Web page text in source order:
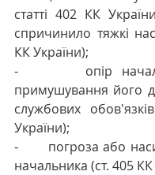
статті 402 КК
спричинило тяжкі
КК України);
- опір
примушування його
службових
України);
- погроза або
начальника (ст. 405 КК